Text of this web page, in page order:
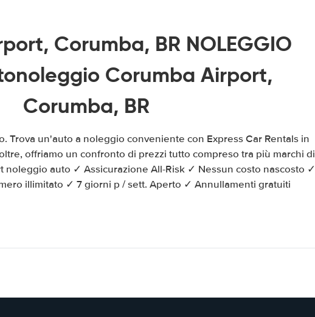
Corumba, BR NOLEGGIO
Corumba Airport,
Corumba, BR
Trova un'auto a noleggio conveniente con Express Car Rentals in
offriamo un confronto di prezzi tutto compreso tra più marchi di
noleggio auto ✓ Assicurazione All-Risk ✓ Nessun costo nascosto ✓
illimitato ✓ 7 giorni p / sett. Aperto ✓ Annullamenti gratuiti